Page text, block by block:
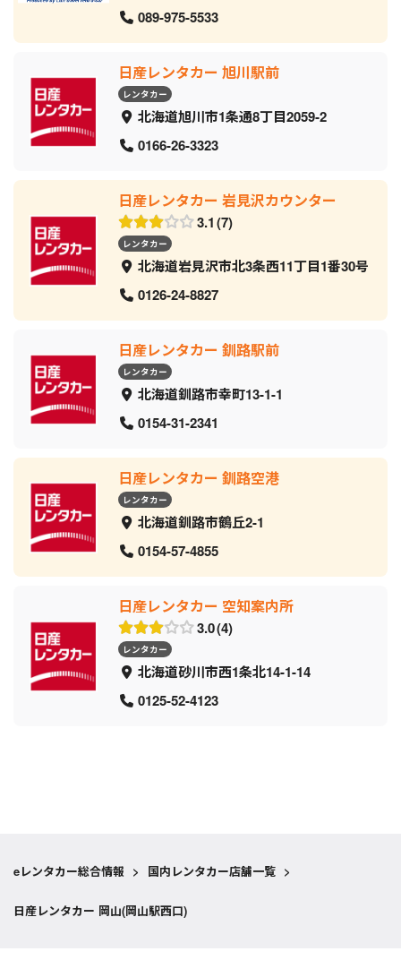
089-975-5533
日産レンタカー 旭川駅前
レンタカー
北海道旭川市1条通8丁目2059‐2
0166-26-3323
日産レンタカー 岩見沢カウンター
3.1 7
レンタカー
北海道岩見沢市北3条西11丁目1番30号
0126-24-8827
日産レンタカー 釧路駅前
レンタカー
北海道釧路市幸町13-1-1
0154-31-2341
日産レンタカー 釧路空港
レンタカー
北海道釧路市鶴丘2-1
0154-57-4855
日産レンタカー 空知案内所
3.0 4
レンタカー
北海道砂川市西1条北14-1-14
0125-52-4123
eレンタカー総合情報 > 国内レンタカー店舗一覧 >
日産レンタカー 岡山(岡山駅西口)